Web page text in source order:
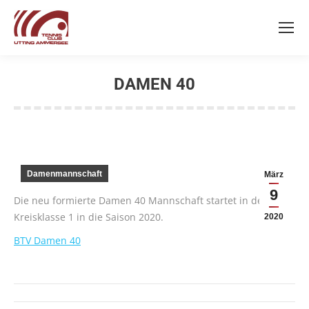
DAMEN 40
März
9
2020
Damenmannschaft
Die neu formierte Damen 40 Mannschaft startet in der
Kreisklasse 1 in die Saison 2020.
BTV Damen 40
Kommentarnavigation